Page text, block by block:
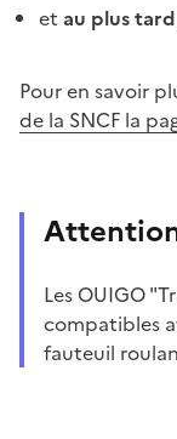
et au plus
Pour en savoir
de la SNCF la
Les OUIGO
compatibles
fauteuil